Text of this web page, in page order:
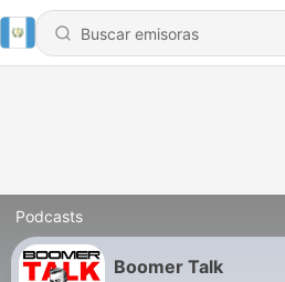
Podcasts
Boomer Talk